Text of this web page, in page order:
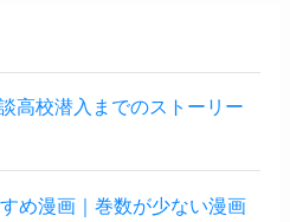
高校潜入までのストーリー
め漫画｜巻数が少ない漫画